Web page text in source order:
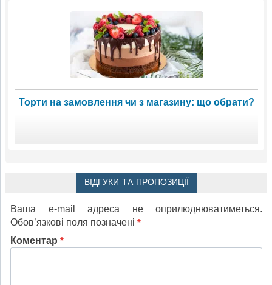
Торти на замовлення чи з магазину: що обрати?
ВІДГУКИ ТА ПРОПОЗИЦІЇ
Ваша e-mail адреса не оприлюднюватиметься.
Обов’язкові поля позначені *
Коментар *